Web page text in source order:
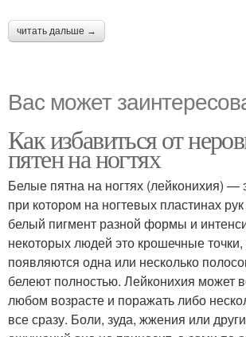
читать дальше →
Вас может
Как избавиться от
пятен на ногтях
Белые пятна на ногтях (лейконихия) —
при котором на ногтевых пластинах
белый пигмент разной формы и
некоторых людей это крошечные точки,
появляются одна или несколько
белеют полностью. Лейконихия может
любом возрасте и поражать либо
все сразу. Боли, зуда, жжения или